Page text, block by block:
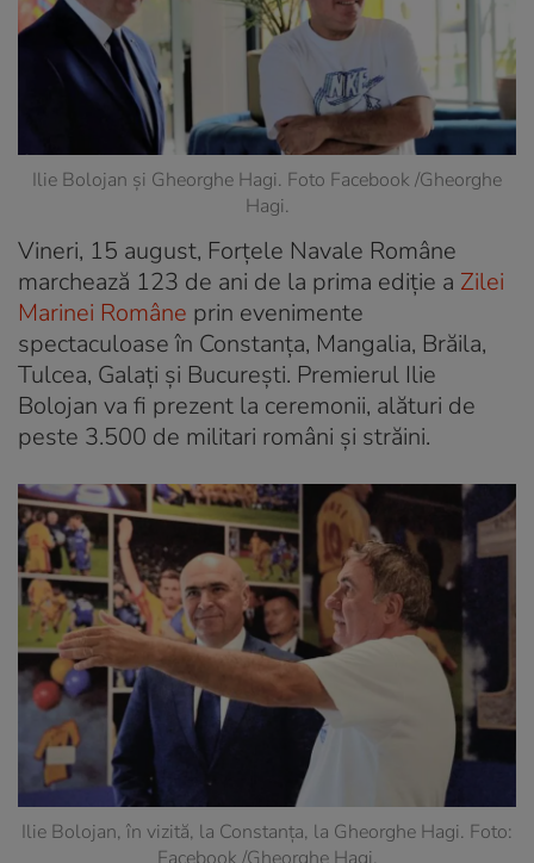
Ilie Bolojan și Gheorghe Hagi. Foto Facebook /Gheorghe
Hagi.
Vineri, 15 august, Forțele Navale Române
marchează 123 de ani de la prima ediție a Zilei
Marinei Române prin evenimente
spectaculoase în Constanța, Mangalia, Brăila,
Tulcea, Galați și București. Premierul Ilie
Bolojan va fi prezent la ceremonii, alături de
peste 3.500 de militari români și străini.
Ilie Bolojan, în vizită, la Constanța, la Gheorghe Hagi. Foto: